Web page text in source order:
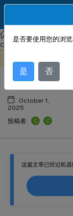
Citrix SD-WAN
Center 11.1
这篇文章已经过机器
事件报告
October 1,
2025
投稿者:
C C
是否要使用您的浏
是 否